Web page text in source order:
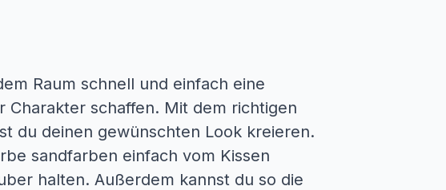
Raum schnell und einfach eine
schaffen. Mit dem richtigen
du deinen gewünschten Look kreieren.
sandfarben einfach vom Kissen
halten. Außerdem kannst du so die